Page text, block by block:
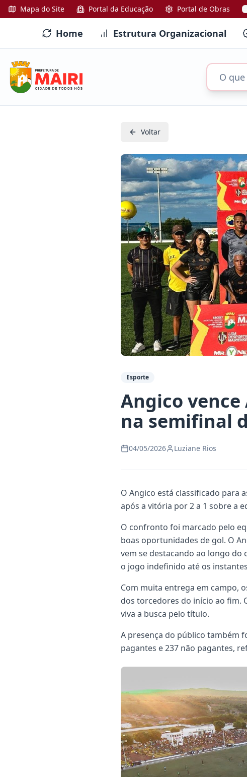
Mapa do Site Portal da Educação Portal de Obras
Home Estrutura Organizacional
Voltar
Esporte
Angico
na semifinal
04/05/2026 Luziane Rios
O Angico está classificado para
após a vitória por 2 a 1 sobre a
O confronto foi marcado pelo
boas oportunidades de gol. O
vem se destacando ao longo
o jogo indefinido até os
Com muita entrega em campo,
dos torcedores do início ao fim.
viva a busca pelo título.
A presença do público também
pagantes e 237 não pagantes,